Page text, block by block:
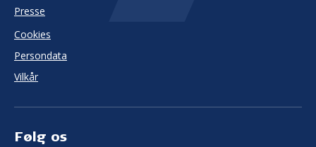
Presse
Cookies
Persondata
Vilkår
Følg os